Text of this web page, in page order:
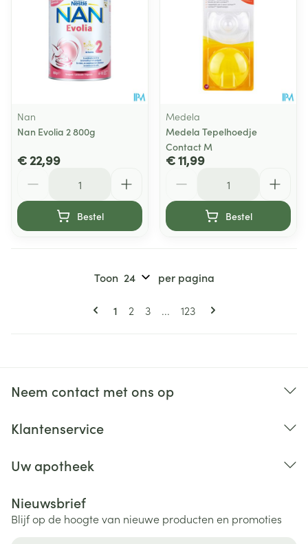
Nan
Nan Evolia 2 800g
€ 22,99
Bestel
Medela
Medela Tepelhoedje
Contact M
€ 11,99
Bestel
Pagina's
U lees momenteel pagina
1 Pagina
2 Pagina
3 ... Pagina
123
Toon per pagina
Neem contact met ons op
Klantenservice
Uw apotheek
Nieuwsbrief
Blijf op de hoogte van nieuwe producten en promoties